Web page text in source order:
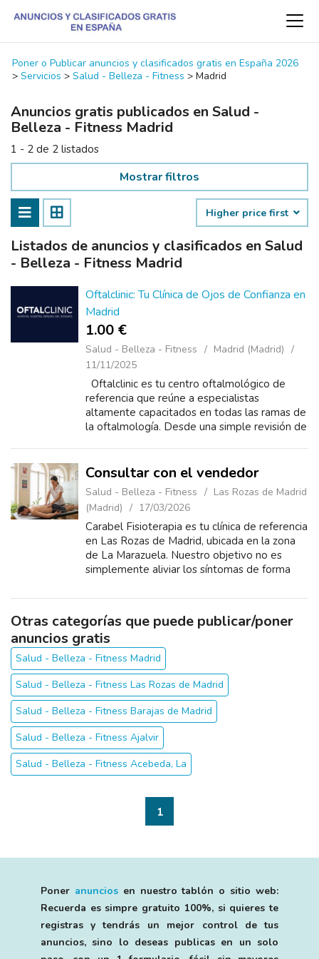
Poner o Publicar anuncios y clasificados gratis en España 2026
> Servicios > Salud - Belleza - Fitness > Madrid
Anuncios gratis publicados en Salud -
Belleza - Fitness Madrid
1 - 2 de 2 listados
Mostrar filtros
Higher price first
Listados de anuncios y clasificados en Salud
- Belleza - Fitness Madrid
Oftalclinic: Tu Clínica de Ojos de Confianza en
Madrid
1.00 €
Salud - Belleza - Fitness
Madrid (Madrid)
11/11/2025
Oftalclinic es tu centro oftalmológico de
referencia que reúne a especialistas
altamente capacitados en todas las ramas de
la oftalmología. Desde una simple revisión de
Consultar con el vendedor
Salud - Belleza - Fitness
Las Rozas de Madrid
(Madrid)
17/03/2026
Carabel Fisioterapia es tu clínica de referencia
en Las Rozas de Madrid, ubicada en la zona
de La Marazuela. Nuestro objetivo no es
simplemente aliviar los síntomas de forma
del...
Otras categorías que puede publicar/poner
anuncios gratis
Salud - Belleza - Fitness Madrid
Salud - Belleza - Fitness Las Rozas de Madrid
Salud - Belleza - Fitness Barajas de Madrid
Salud - Belleza - Fitness Ajalvir
Salud - Belleza - Fitness Acebeda, La
1
Poner anunciosen nuestro tablón o sitio web:
Recuerda es simpre gratuito 100%, si quieres te
registras y tendrás un mejor control de tus
anuncios, sino lo deseas publicas en un solo